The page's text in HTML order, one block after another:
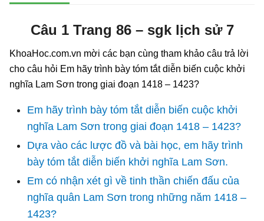
Câu 1 Trang 86 – sgk lịch sử 7
KhoaHoc.com.vn mời các bạn cùng tham khảo câu trả lời
cho câu hỏi Em hãy trình bày tóm tắt diễn biến cuộc khởi
nghĩa Lam Sơn trong giai đoạn 1418 – 1423?
Em hãy trình bày tóm tắt diễn biến cuộc khởi
nghĩa Lam Sơn trong giai đoạn 1418 – 1423?
Dựa vào các lược đồ và bài học, em hãy trình
bày tóm tắt diễn biến khởi nghĩa Lam Sơn.
Em có nhận xét gì về tinh thần chiến đấu của
nghĩa quân Lam Sơn trong những năm 1418 –
1423?